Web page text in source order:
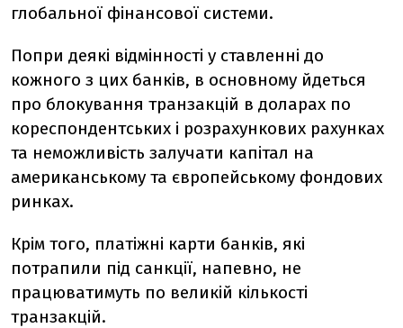
глобальної фінансової системи.
Попри деякі відмінності у ставленні до
кожного з цих банків, в основному йдеться
про блокування транзакцій в доларах по
кореспондентських і розрахункових рахунках
та неможливість залучати капітал на
американському та європейському фондових
ринках.
Крім того, платіжні карти банків, які
потрапили під санкції, напевно, не
працюватимуть по великій кількості
транзакцій.